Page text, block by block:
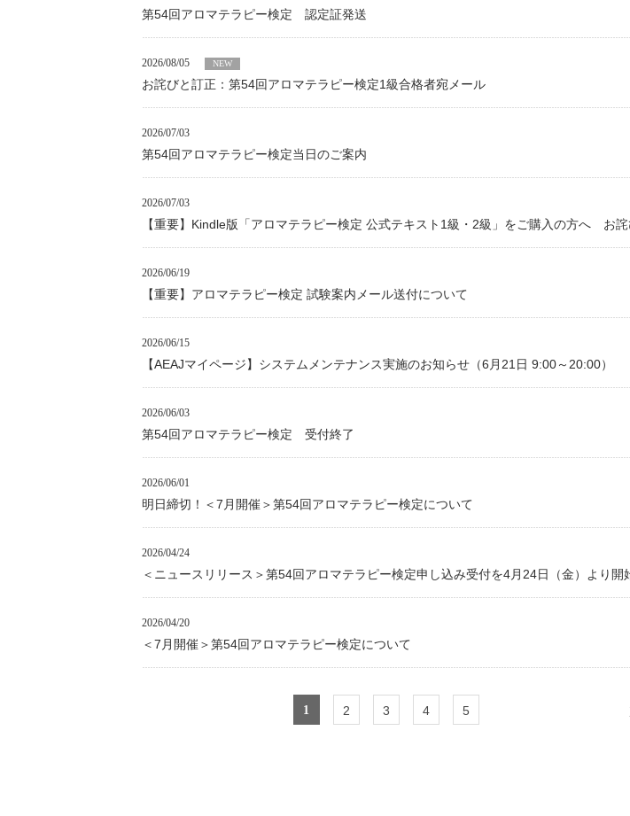
第54回アロマテラピー検定 認定証発送
2026/08/05 NEW
お詫びと訂正：第54回アロマテラピー検定1級合格者宛メール
2026/07/03
第54回アロマテラピー検定当日のご案内
2026/07/03
【重要】Kindle版「アロマテラピー検定 公式テキスト1級・2級」をご購入の方へ お
2026/06/19
【重要】アロマテラピー検定 試験案内メール送付について
2026/06/15
【AEAJマイページ】システムメンテナンス実施のお知らせ（6月21日 9:00～20:00）
2026/06/03
第54回アロマテラピー検定 受付終了
2026/06/01
明日締切！＜7月開催＞第54回アロマテラピー検定について
2026/04/24
＜ニュースリリース＞第54回アロマテラピー検定申し込み受付を4月24日（金）より開
2026/04/20
＜7月開催＞第54回アロマテラピー検定について
1 2 3 4 5